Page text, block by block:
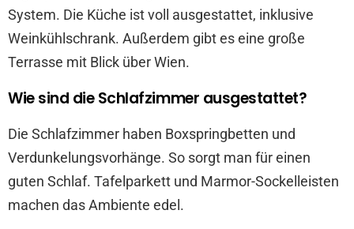
System. Die Küche ist voll ausgestattet, inklusive
Weinkühlschrank. Außerdem gibt es eine große
Terrasse mit Blick über Wien.
Wie sind die Schlafzimmer ausgestattet?
Die Schlafzimmer haben Boxspringbetten und
Verdunkelungsvorhänge. So sorgt man für einen
guten Schlaf. Tafelparkett und Marmor-Sockelleisten
machen das Ambiente edel.